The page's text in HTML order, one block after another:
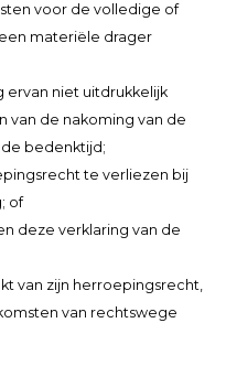
voor de volledige of
materiële drager
niet uitdrukkelijk
van de nakoming van de
bedenktijd;
te verliezen bij
of
deze verklaring van de
van zijn herroepingsrecht,
van rechtswege